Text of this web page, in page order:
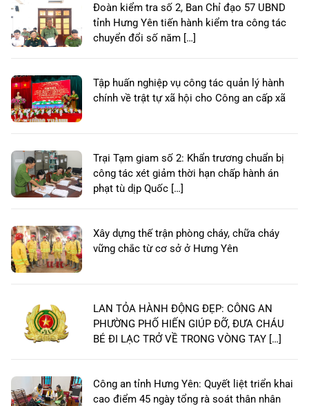
Đoàn kiểm tra số 2, Ban Chỉ đạo 57 UBND
tỉnh Hưng Yên tiến hành kiểm tra công tác
chuyển đổi số năm […]
Tập huấn nghiệp vụ công tác quản lý hành
chính về trật tự xã hội cho Công an cấp xã
Trại Tạm giam số 2: Khẩn trương chuẩn bị
công tác xét giảm thời hạn chấp hành án
phạt tù dịp Quốc […]
Xây dựng thế trận phòng cháy, chữa cháy
vững chắc từ cơ sở ở Hưng Yên
LAN TỎA HÀNH ĐỘNG ĐẸP: CÔNG AN
PHƯỜNG PHỐ HIẾN GIÚP ĐỠ, ĐƯA CHÁU
BÉ ĐI LẠC TRỞ VỀ TRONG VÒNG TAY […]
Công an tỉnh Hưng Yên: Quyết liệt triển khai
cao điểm 45 ngày tổng rà soát thân nhân